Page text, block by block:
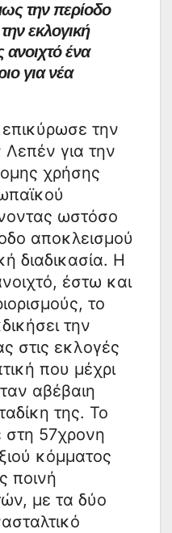
την περίοδο
εκλογική
ανοιχτό ένα
για νέα
την
Λεπέν για την
χρήσης
ωστόσο
αποκλεισμού
διαδικασία. Η
έστω και
το
την
στις εκλογές
που μέχρι
αβέβαιη
της. Το
στη 57χρονη
κόμματος
ποινή
με τα δύο